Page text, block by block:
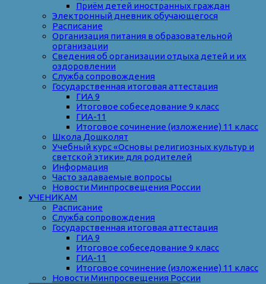
Приём детей иностранных граждан
Электронный дневник обучающегося
Расписание
Организация питания в образовательной
организации
Сведения об организации отдыха детей и их
оздоровлении
Служба сопровождения
Государственная итоговая аттестация
ГИА 9
Итоговое собеседование 9 класс
ГИА-11
Итоговое сочинение (изложение) 11 класс
Школа Дошколят
Учебный курс «Основы религиозных культур и
светской этики» для родителей
Информация
Часто задаваемые вопросы
Новости Минпросвещения России
УЧЕНИКАМ
Расписание
Служба сопровождения
Государственная итоговая аттестация
ГИА 9
Итоговое собеседование 9 класс
ГИА-11
Итоговое сочинение (изложение) 11 класс
Новости Минпросвещения России